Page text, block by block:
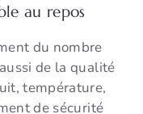
au repos
du nombre
de la qualité
température,
de sécurité